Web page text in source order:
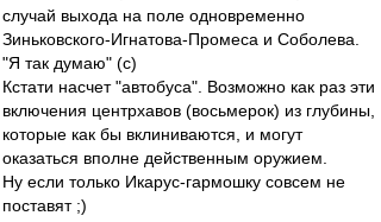
случай выхода на поле одновременно
Зиньковского-Игнатова-Промеса и Соболева.
"Я так думаю" (с)
Кстати насчет "автобуса". Возможно как раз эти
включения центрхавов (восьмерок) из глубины,
которые как бы вклиниваются, и могут
оказаться вполне действенным оружием.
Ну если только Икарус-гармошку совсем не
поставят ;)